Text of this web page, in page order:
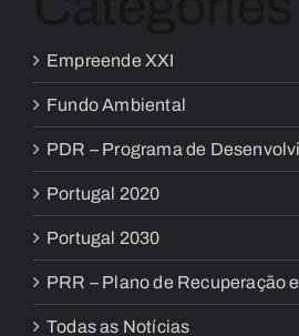
Empreende XXI
Fundo Ambiental
PDR – Programa de
Portugal 2020
Portugal 2030
PRR – Plano de Recuperação
Todas as Notícias